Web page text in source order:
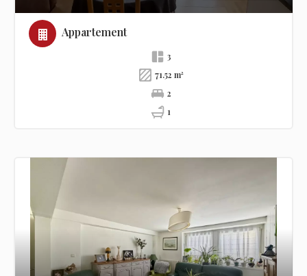
Appartement
3
71.52 m²
2
1